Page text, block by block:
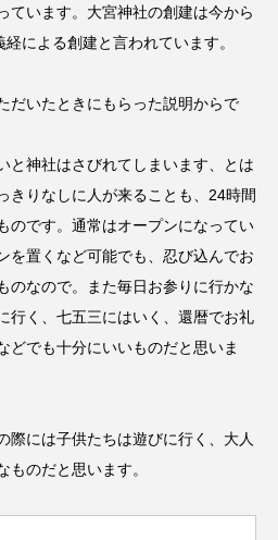
ています。大宮神社の創建は今から
による創建と言われています。
だいたときにもらった説明からで
と神社はさびれてしまいます、とは
きりなしに人が来ることも、24時間
のです。通常はオープンになってい
を置くなど可能でも、忍び込んでお
のなので。また毎日お参りに行かな
行く、七五三にはいく、還暦でお礼
どでも十分にいいものだと思いま
際には子供たちは遊びに行く、大人
ものだと思います。